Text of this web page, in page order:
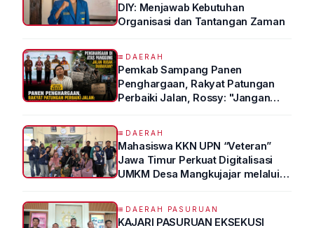
DIY: Menjawab Kebutuhan
Organisasi dan Tantangan Zaman
DAERAH
Pemkab Sampang Panen
Penghargaan, Rakyat Patungan
Perbaiki Jalan, Rossy: "Jangan
DAERAH
Mahasiswa KKN UPN “Veteran”
Jawa Timur Perkuat Digitalisasi
UMKM Desa Mangkujajar melalui
DAERAH PASURUAN
KAJARI PASURUAN EKSEKUSI